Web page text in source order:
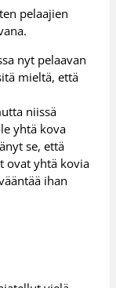
pelaajien
nyt pelaavan
mieltä, että
niissä
yhtä kova
se, että
ovat yhtä kovia
ihan